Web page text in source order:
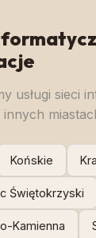
usługi sieci
Końskie
Świętokrzyski
Kamienna